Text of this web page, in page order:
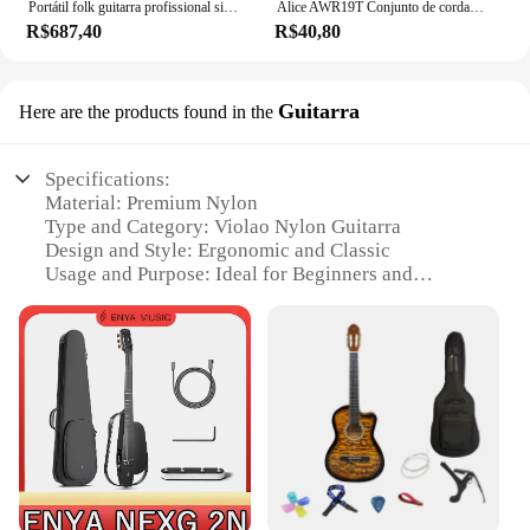
Portátil folk guitarra profissional silenciosa caixa elétrica guitarras adultos iniciantes viagem mini instrumentos de cordas acessórios
R$687,40
Alice AWR19T Conjunto de cordas para violão clássico Tensão normal (028-044) Tensão dura (0287-046) Titânio Nylon Cobre banhado a prata
R$40,80
Here are the products found in the Guitarra
Specifications:
Material: Premium Nylon
Type and Category: Violao Nylon Guitarra
Design and Style: Ergonomic and Classic
Usage and Purpose: Ideal for Beginners and
Performance and Property: Excellent Tone and
Resonance
Parts and Accessories: Includes Essential Strings
and Pick
Features:
**Unmatched Tone and Resonance**
The violao nylon guitarra is crafted from the finest
nylon strings, ensuring a rich, full-bodied sound